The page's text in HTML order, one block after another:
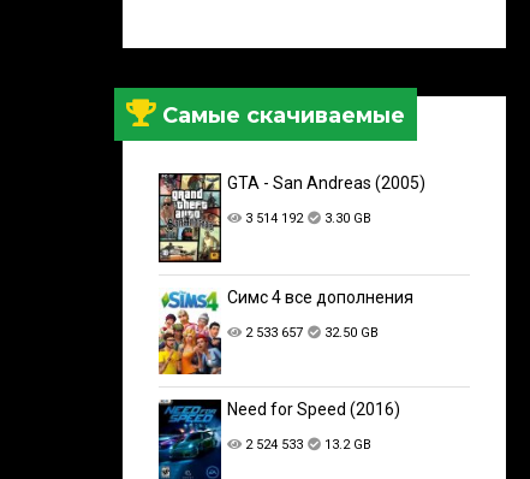
Самые скачиваемые
GTA - San Andreas (2005)
3 514 192 3.30 GB
Симс 4 все дополнения
2 533 657 32.50 GB
Need for Speed (2016)
2 524 533 13.2 GB